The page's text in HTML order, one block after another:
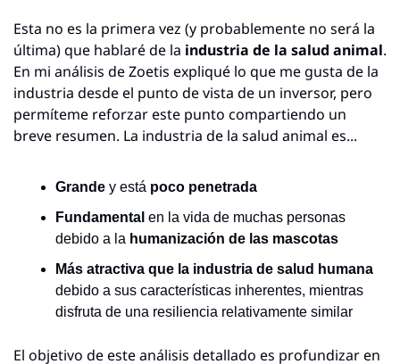
Esta no es la primera vez (y probablemente no será la
última) que hablaré de la industria de la salud animal.
En mi análisis de Zoetis expliqué lo que me gusta de la
industria desde el punto de vista de un inversor, pero
permíteme reforzar este punto compartiendo un
breve resumen. La industria de la salud animal es...
Grande y está poco penetrada
Fundamental en la vida de muchas personas
debido a la humanización de las mascotas
Más atractiva que la industria de salud humana
debido a sus características inherentes, mientras
disfruta de una resiliencia relativamente similar
El objetivo de este análisis detallado es profundizar en